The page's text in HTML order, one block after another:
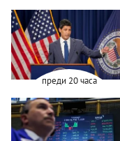
преди 20 часа